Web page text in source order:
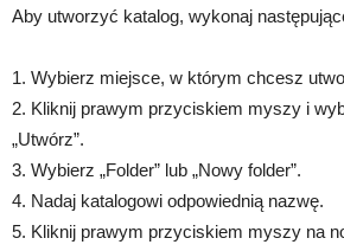
Aby utworzyć katalog, wykonaj
1. Wybierz miejsce, w którym chcesz
2. Kliknij prawym przyciskiem myszy i
„Utwórz”.
3. Wybierz „Folder” lub „Nowy folder”.
4. Nadaj katalogowi odpowiednią nazwę.
5. Kliknij prawym przyciskiem myszy na